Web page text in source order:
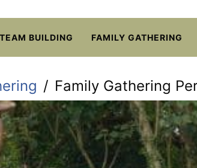
TEAM BUILDING FAMILY GATHERING
Family Gathering